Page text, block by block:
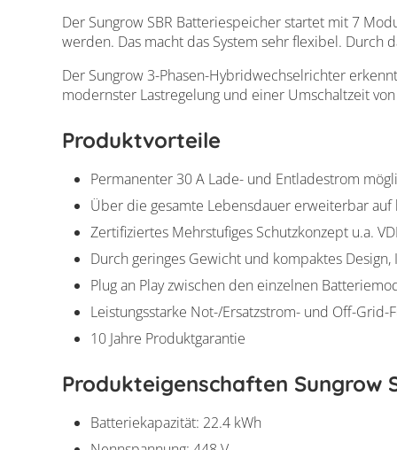
Der Sungrow SBR Batteriespeicher startet mit 7
werden. Das macht das System sehr flexibel. Durch
Der Sungrow 3-Phasen-Hybridwechselrichter
modernster Lastregelung und einer Umschaltzeit
Produktvorteile
Permanenter 30 A Lade- und Entladestrom
Über die gesamte Lebensdauer erweiterbar
Zertifiziertes Mehrstufiges Schutzkonzept u.a.
Durch geringes Gewicht und kompaktes
Plug an Play zwischen den einzelnen
Leistungsstarke Not-/Ersatzstrom- und Off-Grid-
10 Jahre Produktgarantie
Produkteigenschaften Sungrow
Batteriekapazität: 22.4 kWh